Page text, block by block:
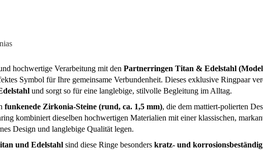
hochwertige Verarbeitung mit den Partnerringen Titan & Edelstahl
Symbol für Ihre gemeinsame Verbundenheit. Dieses exklusive Ringpaar
und sorgt so für eine langlebige, stilvolle Begleitung im Alltag.
funkenede Zirkonia-Steine (rund, ca. 1,5 mm), die dem mattiert-polierten
kombiniert dieselben hochwertigen Materialien mit einer klassischen,
Design und langlebige Qualität legen.
und Edelstahl sind diese Ringe besonders kratz- und korrosionsbeständig